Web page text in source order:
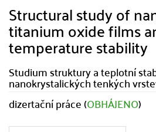
Structural study of
titanium oxide films
temperature stability
Studium struktury a teplotní
nanokrystalických tenkých
dizertační práce (OBHÁJENO)